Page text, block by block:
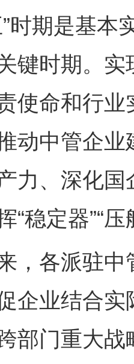
期是基本
键时期。实
使命和行
动中管企
力、深化
“稳定器”“
各派驻中
企业结合
部门重大